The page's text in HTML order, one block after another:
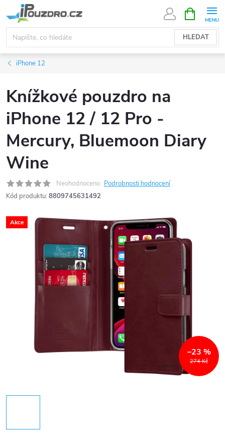
na
obsah
HLEDAT
NÁKUPNÍ
KOŠÍK
iPhone 12
Knížkové pouzdro na
iPhone 12 / 12 Pro -
Mercury, Bluemoon Diary
Wine
Neohodnoceno Podrobnosti hodnocení
Kód produktu: 8809745631492
Akce
274 Kč
–23 %